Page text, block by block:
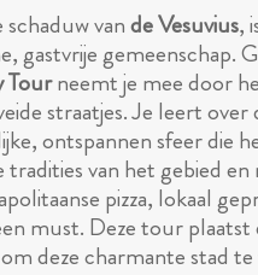
vande Vesuvius,
gemeenschap.
Tourneemt je mee door
straatjes. Je leert
ontspannen sfeer die
van het gebied
pizza, lokaal
must. Deze tour plaatst
deze charmante stad